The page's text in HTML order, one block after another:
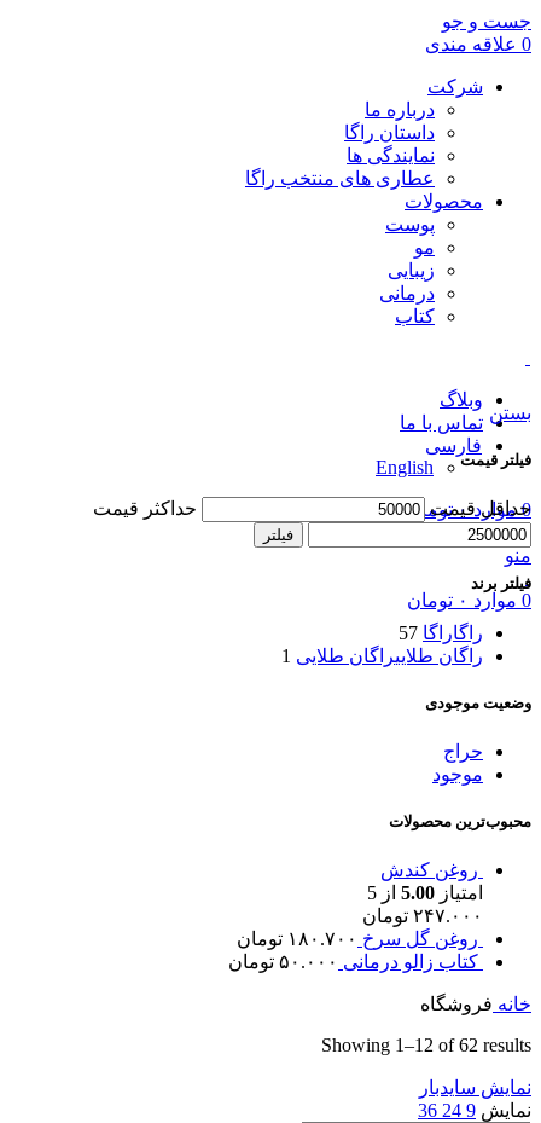
جست و جو
0 علاقه مندی
شرکت
درباره ما
داستان راگا
نمایندگی ها
عطاری های منتخب راگا
محصولات
پوست
مو
زیبایی
درمانی
کتاب
وبلاگ
تماس با ما
فارسی
English
0 موارد ۰ تومان
ورود / فرم ثبت نام
منو
0 موارد ۰ تومان
دسته بندی ها
همهمحصولات
پوست۳۰ محصولات
درمانی۴۵ محصولات
راگان طلایی
زیبایی ۱ محصول
کتاب ۴ محصولات
بستن
فیلتر قیمت
حداقل قیمت حداکثر قیمت
فیلتر
فیلتر برند
راگاراگا 57
راگان طلاییراگان طلایی 1
وضعیت موجودی
حراج
موجود
محبوب‌ترین محصولات
روغن کندش
امتیاز 5.00 از 5
۲۴۷.۰۰۰ تومان
روغن گل سرخ ۱۸۰.۷۰۰ تومان
کتاب زالو درمانی ۵۰.۰۰۰ تومان
خانه فروشگاه
Showing 1–12 of 62 results
نمایش سایدبار
نمایش 9
24
36